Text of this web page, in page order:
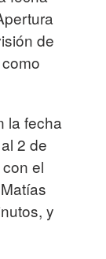
de
la fecha
2 de
el
y